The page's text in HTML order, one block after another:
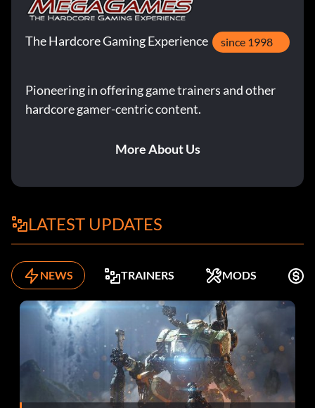
The Hardcore Gaming Experience since 1998
Pioneering in offering game trainers and other
hardcore gamer-centric content.
More About Us
LATEST UPDATES
NEWS TRAINERS MODS